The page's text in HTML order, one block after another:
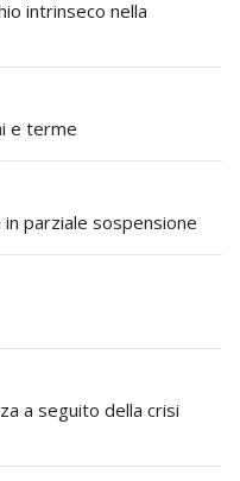
intrinseco nella
e terme
parziale sospensione
a seguito della crisi